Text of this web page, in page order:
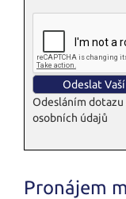
Odesláním dotazu
osobních údajů
Pronájem